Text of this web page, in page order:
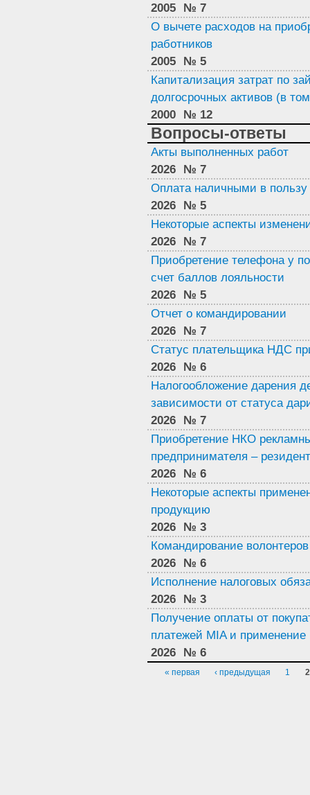
2005 № 7
О вычете расходов на
работников
2005 № 5
Капитализация затрат по
долгосрочных активов (в
2000 № 12
Вопросы-ответы
Акты выполненных работ
2026 № 7
Оплата наличными в
2026 № 5
Некоторые аспекты
2026 № 7
Приобретение телефона у
счет баллов лояльности
2026 № 5
Отчет о командировании
2026 № 7
Статус плательщика НДС
2026 № 6
Налогообложение дарения
зависимости от статуса
2026 № 7
Приобретение НКО
предпринимателя –
2026 № 6
Некоторые аспекты
продукцию
2026 № 3
Командирование
2026 № 6
Исполнение налоговых
2026 № 3
Получение оплаты от
платежей MIA и
2026 № 6
Страницы
« первая ‹ предыдущая 1 2